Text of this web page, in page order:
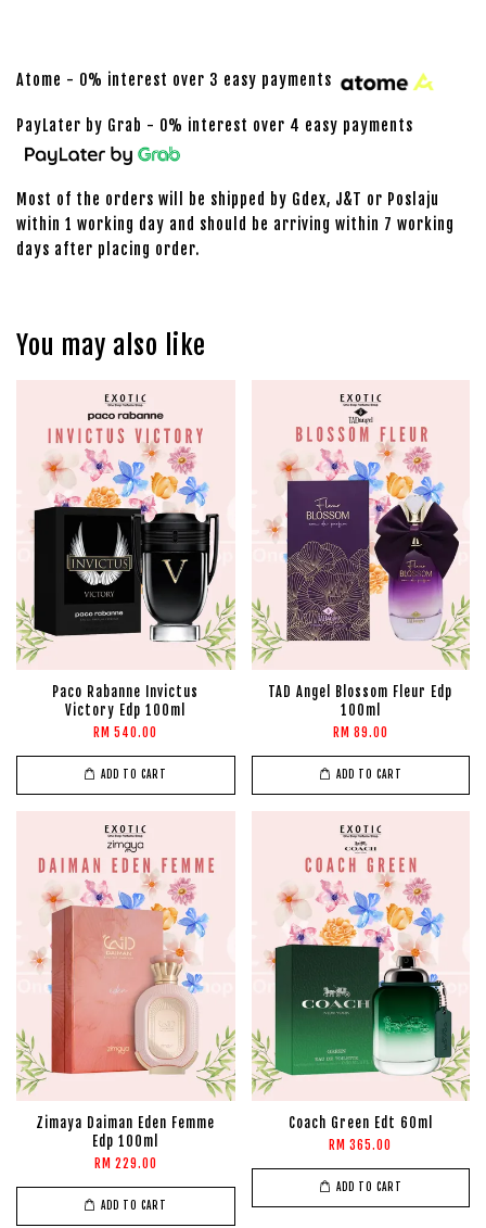
Atome - 0% interest over 3 easy payments
PayLater by Grab - 0% interest over 4 easy payments
Most of the orders will be shipped by Gdex, J&T or Poslaju
within 1 working day and should be arriving within 7 working
days after placing order.
You may also like
Paco Rabanne Invictus
Victory Edp 100ml
RM 540.00
ADD TO CART
TAD Angel Blossom Fleur Edp
100ml
RM 89.00
ADD TO CART
Zimaya Daiman Eden Femme
Edp 100ml
RM 229.00
ADD TO CART
Coach Green Edt 60ml
RM 365.00
ADD TO CART